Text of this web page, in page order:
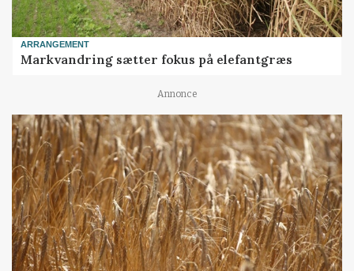
ARRANGEMENT
Markvandring sætter fokus på elefantgræs
Annonce